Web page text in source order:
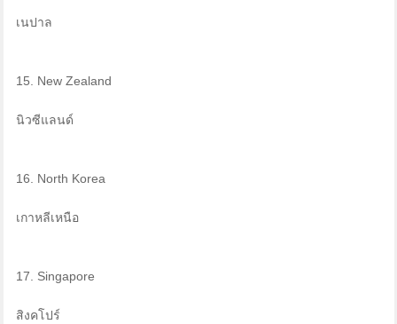
เนปาล
15. New Zealand
นิวซีแลนด์
16. North Korea
เกาหลีเหนือ
17. Singapore
สิงคโปร์